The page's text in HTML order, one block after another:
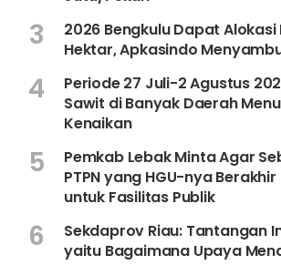
3
2026 Bengkulu Dapat Alokasi
Hektar, Apkasindo
4
Periode 27 Juli-2 Agustus
Sawit di Banyak Daerah
Kenaikan
5
Pemkab Lebak Minta Agar
PTPN yang HGU-nya
untuk Fasilitas Publik
6
Sekdaprov Riau: Tantangan
yaitu Bagaimana Upaya